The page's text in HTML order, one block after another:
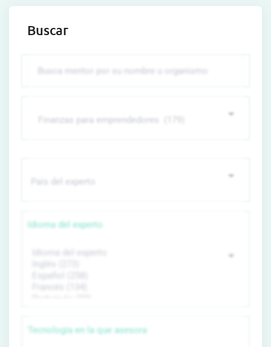
Buscar
Idioma del experto
Tecnología en la que asesora